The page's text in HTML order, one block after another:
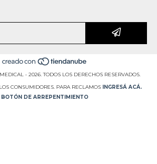
- 2026. TODOS LOS DERECHOS RESERVADOS.
CONSUMIDORES. PARA RECLAMOS
INGRESÁ ACÁ.
BOTÓN DE ARREPENTIMIENTO